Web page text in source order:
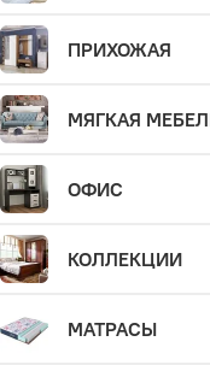
ПРИХОЖАЯ
МЯГКАЯ
ОФИС
КОЛЛЕКЦИИ
МАТРАСЫ